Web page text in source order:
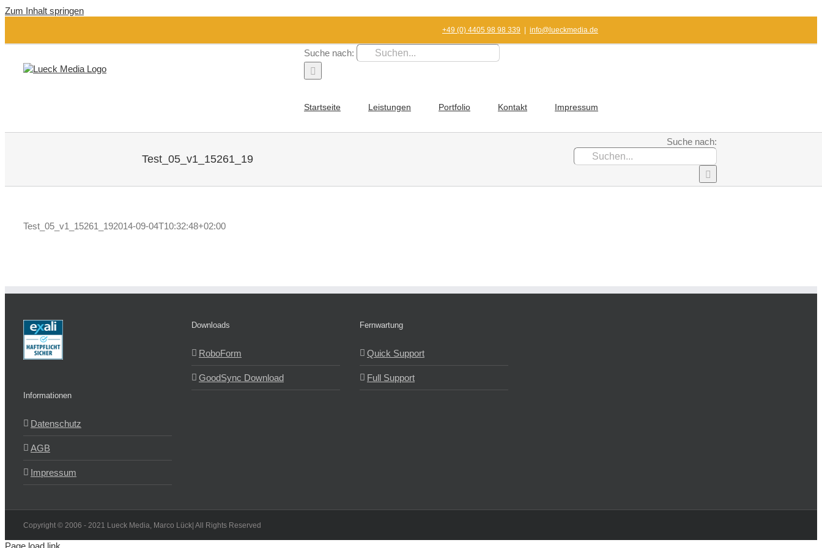
Zum Inhalt springen
+49 (0) 4405 98 98 339 info@lueckmedia.de
Suche nach:
Startseite Leistungen Portfolio Kontakt Impressum
Test_05_v1_15261_19
Suche nach:
Test_05_v1_15261_192014-09-04T10:32:48+02:00
Downloads
RoboForm
GoodSync Download
Fernwartung
Quick Support
Full Support
Informationen
Datenschutz
AGB
Impressum
Copyright © 2006 - 2021 Lueck Media, Marco Lück| All Rights Reserved
Page load link